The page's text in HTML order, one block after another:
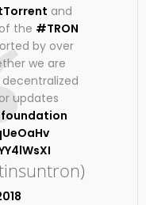
and
the #TRON
by over
we are
updates